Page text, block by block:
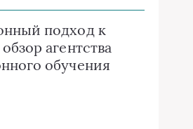
подход к
агентства
обучения